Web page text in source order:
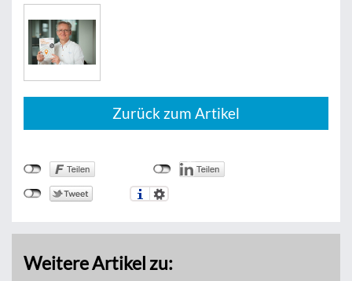
Zurück zum Artikel
Weitere Artikel zu: